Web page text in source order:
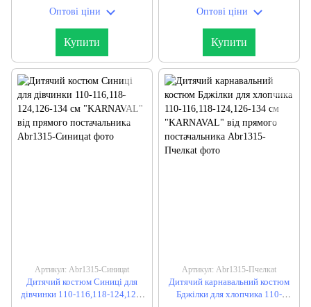
Оптові ціни
Купити
Оптові ціни
Купити
Артикул: Abr1315-Синицаt
Дитячий костюм Синиці для
дівчинки 110-116,118-124,126-
Артикул: Abr1315-Пчелкаt
Дитячий карнавальний костюм
Бджілки для хлопчика 110-